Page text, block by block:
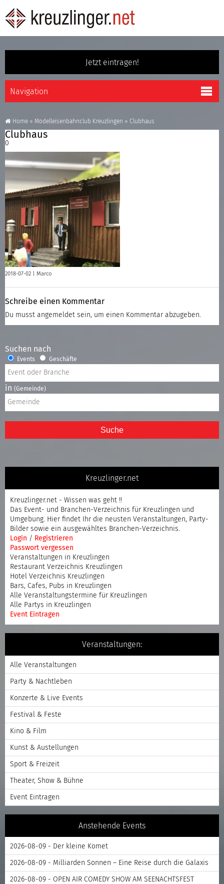
Jetzt eintragen!
Home » Modelleisenbahnclub Kreuzlingen » Clubhaus
Clubhaus
0
2018-07-02 | Marco
Schreibe einen Kommentar
Du musst angemeldet sein, um einen Kommentar abzugeben.
Suchen nach
Events Geschäfte
in (Gemeinde)
Suche
Kreuzlinger.net
Kreuzlinger.net - Wissen was geht !!
Das Event- und Branchen-Verzeichnis für Kreuzlingen und
Umgebung. Hier findet Ihr die neusten Veranstaltungen, Party-
Bilder sowie ein ausgewähltes Branchen-Verzeichnis.
Login / Registrieren
Passwort vergessen
Veranstaltungen in Kreuzlingen
Restaurant Verzeichnis Kreuzlingen
Hotel Verzeichnis Kreuzlingen
Bars, Cafes, Pubs in Kreuzlingen
Alle Veranstaltungstermine für Kreuzlingen
Alle Partys in Kreuzlingen
Event Eintragen
Veranstaltungen:
Alle Veranstaltungen
Party & Nachtleben
Konzerte & Live Events
Festival & Feste
Kino & Film
Kunst & Austellungen
Sport & Freizeit
Theater, Show & Bühne
Event Eintragen
Anstehende Events
2026-08-09 - Der kleine Komet
2026-08-09 - Milliarden Sonnen – Eine Reise durch die Galaxis
2026-08-09 - OPEN AIR COMEDY SHOW AM SEENACHTSFEST